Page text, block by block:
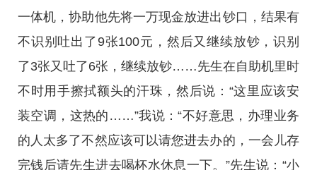
一体机，协助他先将一万现金放进出钞口，结果有
不识别吐出了9张100元，然后又继续放钞，识别
了3张又吐了6张，继续放钞……先生在自助机里时
不时用手擦拭额头的汗珠，然后说：“这里应该安
装空调，这热的……”我说：“不好意思，办理业务
的人太多了不然应该可以请您进去办的，一会儿存
完钱后请先生进去喝杯水休息一下。”先生说：“小